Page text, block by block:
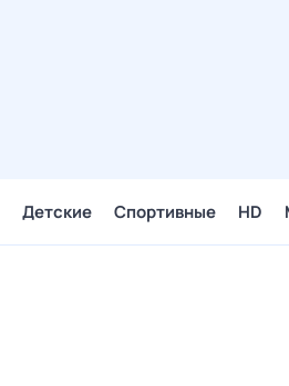
Детские Спортивные HD